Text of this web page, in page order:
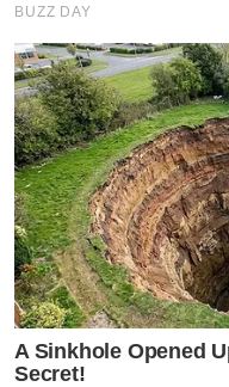
BUZZ DAY
A Sinkhole Opened
Secret!